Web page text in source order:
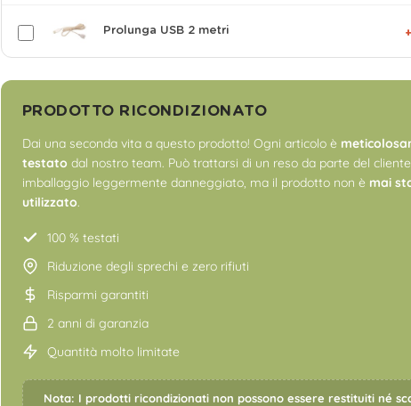
Prolunga USB 2 metri
PRODOTTO RICONDIZIONATO
Dai una seconda vita a questo prodotto! Ogni articolo è
testato dal nostro team. Può trattarsi di un reso da parte del
imballaggio leggermente danneggiato, ma il prodotto non è mai
utilizzato.
100 % testati
Riduzione degli sprechi e zero rifiuti
Risparmi garantiti
2 anni di garanzia
Quantità molto limitate
Nota: I prodotti ricondizionati non possono essere restituiti né